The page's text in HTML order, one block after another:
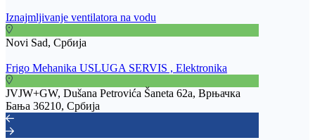
Iznajmljivanje ventilatora na vodu
Novi Sad, Србија
Frigo Mehanika USLUGA SERVIS , Elektronika
JVJW+GW, Dušana Petrovića Šaneta 62a, Врњачка
Бања 36210, Србија